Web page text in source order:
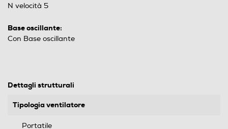
N velocità 5
Base oscillante:
Con Base oscillante
Dettagli strutturali
Tipologia ventilatore
Portatile